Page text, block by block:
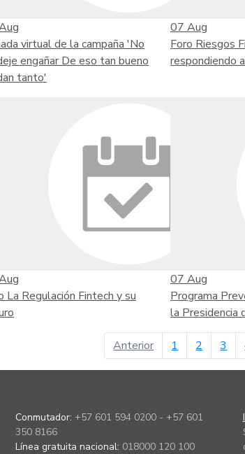
virtual de la campaña 'No
engañar De eso tan bueno
tanto'
07 Aug
Foro Riesgos
respondiendo
La Regulación Fintech y su
07 Aug
Programa
la Presidencia
Anteriorpágina anterior
1 2 3
Conmutador: +57 601 594 0200 - +57 601
350 8166
Línea gratuita nacional: 018000 120 100